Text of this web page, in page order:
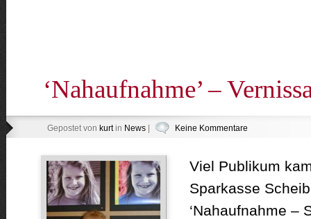
‘Nahaufnahme’ –
Gepostet von kurtin News| Keine Kommentare
Viel Publikum
Sparkasse
‘Nahaufnahme –